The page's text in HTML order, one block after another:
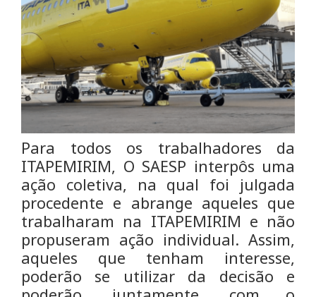
Para todos os trabalhadores da
ITAPEMIRIM, O SAESP interpôs uma
ação coletiva, na qual foi julgada
procedente e abrange aqueles que
trabalharam na ITAPEMIRIM e não
propuseram ação individual. Assim,
aqueles que tenham interesse,
poderão se utilizar da decisão e